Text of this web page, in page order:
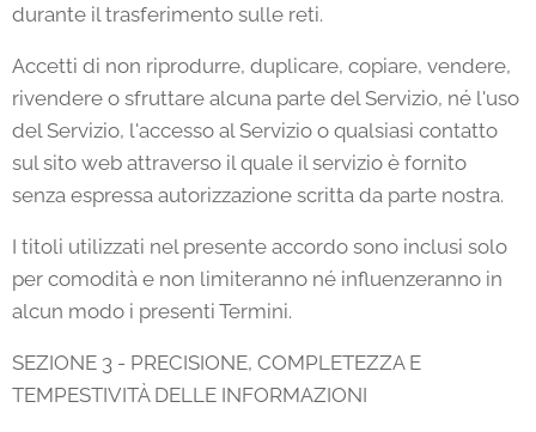
durante il trasferimento sulle reti.
Accetti di non riprodurre, duplicare, copiare, vendere,
rivendere o sfruttare alcuna parte del Servizio, né l'uso
del Servizio, l'accesso al Servizio o qualsiasi contatto
sul sito web attraverso il quale il servizio è fornito
senza espressa autorizzazione scritta da parte nostra.
I titoli utilizzati nel presente accordo sono inclusi solo
per comodità e non limiteranno né influenzeranno in
alcun modo i presenti Termini.
SEZIONE 3 - PRECISIONE, COMPLETEZZA E
TEMPESTIVITÀ DELLE INFORMAZIONI